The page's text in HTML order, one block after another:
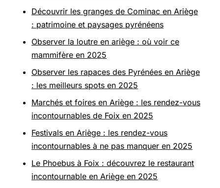
Découvrir les granges de Cominac en Ariège
: patrimoine et paysages pyrénéens
Observer la loutre en ariège : où voir ce
mammifère en 2025
Observer les rapaces des Pyrénées en Ariège
: les meilleurs spots en 2025
Marchés et foires en Ariège : les rendez-vous
incontournables de Foix en 2025
Festivals en Ariège : les rendez-vous
incontournables à ne pas manquer en 2025
Le Phoebus à Foix : découvrez le restaurant
incontournable en Ariège en 2025